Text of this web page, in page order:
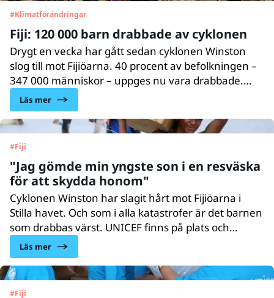
#Klimatförändringar
Fiji: 120 000 barn drabbade av cyklonen
Drygt en vecka har gått sedan cyklonen Winston
slog till mot Fijiöarna. 40 procent av befolkningen –
347 000 människor – uppges nu vara drabbade.
120 000 av dem är barn. Cyklonen är den starkaste
som dragit in över land efter tyfonen Haiyan som
drabbade Filippinerna 2013.
Läs mer
#Fiji
"Jag gömde min yngste son i en resväska
för att skydda honom"
Cyklonen Winston har slagit hårt mot Fijiöarna i
Stilla havet. Och som i alla katastrofer är det barnen
som drabbas värst. UNICEF finns på plats och
kämpar för att hjälpa barnen och deras familjer. Möt
några av dem som fått sina liv och hem slagna
i spillror.
Läs mer
#Fiji